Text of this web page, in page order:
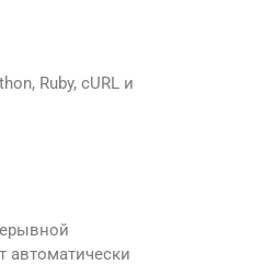
Ruby, cURL и
автоматически